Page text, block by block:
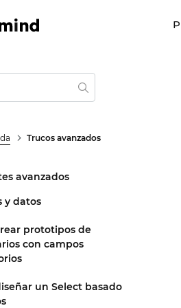
Trucos avanzados
avanzados
y datos
prototipos de
con campos
un Select basado